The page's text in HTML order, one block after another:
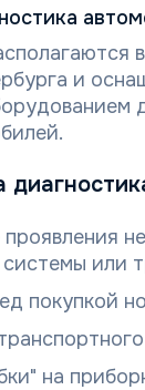
и
или
покупкой
на